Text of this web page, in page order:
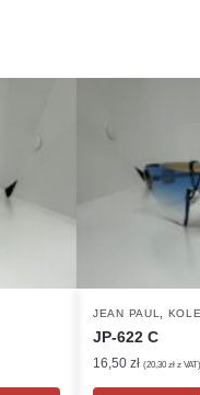
JEAN PAUL,
JP-622 C
16,50 zł (20,30 zł z VAT)